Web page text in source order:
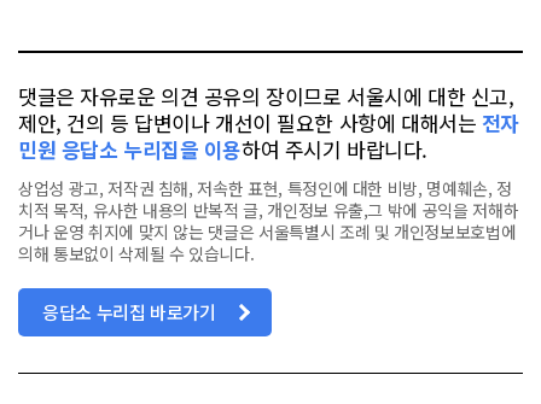
댓글은 자유로운 의견 공유의 장이므로 서울시에 대한 신고,
제안, 건의 등 답변이나 개선이 필요한 사항에 대해서는 전자
민원 응답소 누리집을 이용하여 주시기 바랍니다.
상업성 광고, 저작권 침해, 저속한 표현, 특정인에 대한 비방, 명예훼손, 정
치적 목적, 유사한 내용의 반복적 글, 개인정보 유출,그 밖에 공익을 저해하
거나 운영 취지에 맞지 않는 댓글은 서울특별시 조례 및 개인정보보호법에
의해 통보없이 삭제될 수 있습니다.
응답소 누리집 바로가기